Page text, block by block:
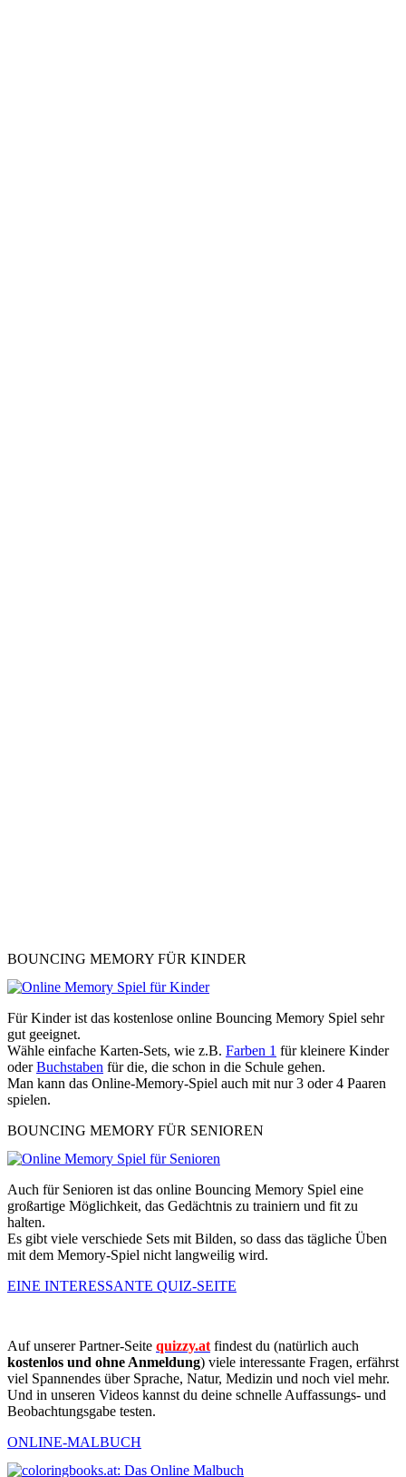
BOUNCING MEMORY FÜR KINDER
Für Kinder ist das kostenlose online Bouncing Memory Spiel sehr
gut geeignet.
Wähle einfache Karten-Sets, wie z.B. Farben 1 für kleinere Kinder
oderBuchstaben für die, die schon in die Schule gehen.
Man kann das Online-Memory-Spiel auch mit nur 3 oder 4 Paaren
spielen.
BOUNCING MEMORY FÜR SENIOREN
Auch für Senioren ist das online Bouncing Memory Spiel eine
großartige Möglichkeit, das Gedächtnis zu trainiern und fit zu
halten.
Es gibt viele verschiede Sets mit Bilden, so dass das tägliche Üben
mit dem Memory-Spiel nicht langweilig wird.
EINE INTERESSANTE QUIZ-SEITE
Auf unserer Partner-Seite quizzy.at findest du (natürlich auch
kostenlos und ohne Anmeldung) viele interessante Fragen, erfährst
viel Spannendes über Sprache, Natur, Medizin und noch viel mehr.
Und in unseren Videos kannst du deine schnelle Auffassungs- und
Beobachtungsgabe testen.
ONLINE-MALBUCH